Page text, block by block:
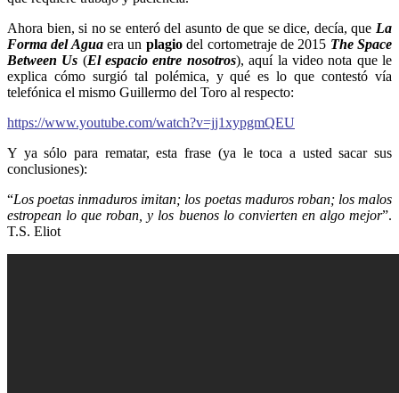
Ahora bien, si no se enteró del asunto de que se dice, decía, que La
Forma del Aguaera un plagiodel cortometraje de 2015 The Space
Between Us (El espacio entre nosotros), aquí la video nota que le
explica cómo surgió tal polémica, y qué es lo que contestó vía
telefónica el mismo Guillermo del Toro al respecto:
https://www.youtube.com/watch?v=jj1xypgmQEU
Y ya sólo para rematar, esta frase (ya le toca a usted sacar sus
conclusiones):
“Los poetas inmaduros imitan; los poetas maduros roban; los malos
estropean lo que roban, y los buenos lo convierten en algo mejor”.
T.S. Eliot